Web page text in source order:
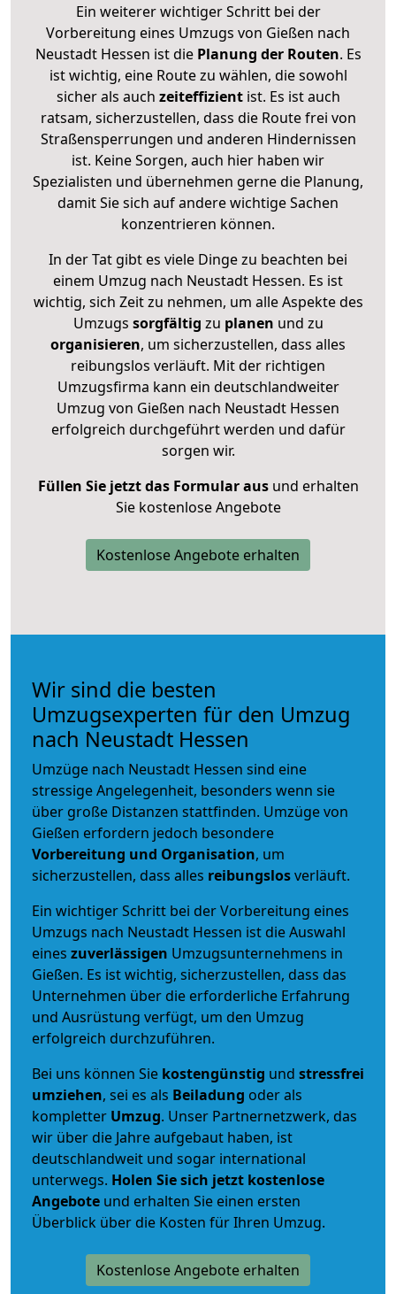
Ein weiterer wichtiger Schritt bei der
Vorbereitung eines Umzugs von Gießen nach
Neustadt Hessen ist diePlanung der Routen. Es
ist wichtig, eine Route zu wählen, die sowohl
sicher als auch zeiteffizientist. Es ist auch
ratsam, sicherzustellen, dass die Route frei von
Straßensperrungen und anderen Hindernissen
ist. Keine Sorgen, auch hier haben wir
Spezialisten und übernehmen gerne die Planung,
damit Sie sich auf andere wichtige Sachen
konzentrieren können.
In der Tat gibt es viele Dinge zu beachten bei
einem Umzug nach Neustadt Hessen. Es ist
wichtig, sich Zeit zu nehmen, um alle Aspekte des
Umzugs sorgfältig zu planen und zu
organisieren, um sicherzustellen, dass alles
reibungslos verläuft. Mit der richtigen
Umzugsfirma kann ein deutschlandweiter
Umzug von Gießen nach Neustadt Hessen
erfolgreich durchgeführt werden und dafür
sorgen wir.
Füllen Sie jetzt das Formular ausund erhalten
Sie kostenlose Angebote
Kostenlose Angebote erhalten
Wir sind die besten
Umzugsexperten für den Umzug
nach Neustadt Hessen
Umzüge nach Neustadt Hessen sind eine
stressige Angelegenheit, besonders wenn sie
über große Distanzen stattfinden. Umzüge von
Gießen erfordern jedoch besondere
Vorbereitung und Organisation, um
sicherzustellen, dass alles reibungslosverläuft.
Ein wichtiger Schritt bei der Vorbereitung eines
Umzugs nach Neustadt Hessen ist die Auswahl
eines zuverlässigen Umzugsunternehmens in
Gießen. Es ist wichtig, sicherzustellen, dass das
Unternehmen über die erforderliche Erfahrung
und Ausrüstung verfügt, um den Umzug
erfolgreich durchzuführen.
Bei uns können Sie kostengünstig und stressfrei
umziehen, sei es als Beiladung oder als
kompletter Umzug. Unser Partnernetzwerk, das
wir über die Jahre aufgebaut haben, ist
deutschlandweit und sogar international
unterwegs. Holen Sie sich jetzt kostenlose
Angebote und erhalten Sie einen ersten
Überblick über die Kosten für Ihren Umzug.
Kostenlose Angebote erhalten